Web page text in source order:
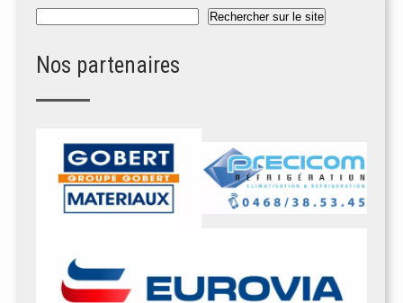
Rechercher sur le site
Nos partenaires